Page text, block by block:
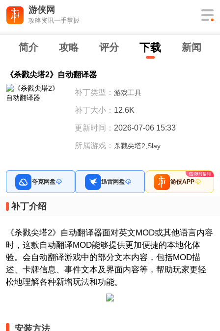
游侠网
攻略资讯一手掌握
简介 攻略 评分 下载 新闻
《杀戮尖塔2》自动翻译器
补丁类型：游戏工具
补丁大小： 12.6K
更新时间： 2026-07-06 15:33
所属游戏：杀戮尖塔2,Slay
夸克网盘 迅雷网盘 游侠APP
补丁介绍
《杀戮尖塔2》自动翻译器面对英文MOD或其他语言内容
时，这款自动翻译MOD能够提供更加便捷的本地化体
验。会自动翻译游戏中的部分文本内容，包括MOD描
述、卡牌信息、事件文本及界面内容等，帮助玩家更轻
松地理解各种新增玩法和功能。
安装方法